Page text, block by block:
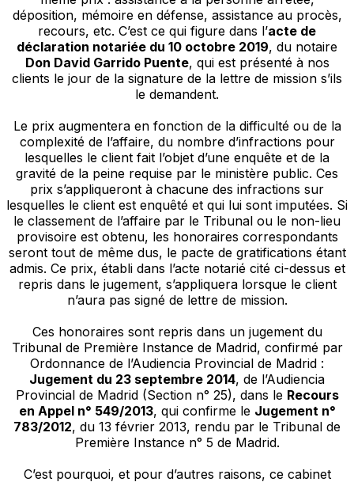
déposition, mémoire en défense, assistance au procès,
recours, etc. C’est ce qui figure dans l’acte de
déclaration notariée du 10 octobre 2019, du notaire
Don David Garrido Puente, qui est présenté à nos
clients le jour de la signature de la lettre de mission s’ils
le demandent.
Le prix augmentera en fonction de la difficulté ou de la
complexité de l’affaire, du nombre d’infractions pour
lesquelles le client fait l’objet d’une enquête et de la
gravité de la peine requise par le ministère public. Ces
prix s’appliqueront à chacune des infractions sur
lesquelles le client est enquêté et qui lui sont imputées. Si
le classement de l’affaire par le Tribunal ou le non-lieu
provisoire est obtenu, les honoraires correspondants
seront tout de même dus, le pacte de gratifications étant
admis. Ce prix, établi dans l’acte notarié cité ci-dessus et
repris dans le jugement, s’appliquera lorsque le client
n’aura pas signé de lettre de mission.
Ces honoraires sont repris dans un jugement du
Tribunal de Première Instance de Madrid, confirmé par
Ordonnance de l’Audiencia Provincial de Madrid :
Jugement du 23 septembre 2014, de l’Audiencia
Provincial de Madrid (Section n° 25), dans le Recours
en Appel n° 549/2013, qui confirme le Jugement n°
783/2012, du 13 février 2013, rendu par le Tribunal de
Première Instance n° 5 de Madrid.
C’est pourquoi, et pour d’autres raisons, ce cabinet